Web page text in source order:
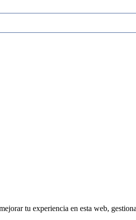
tu experiencia en esta web,